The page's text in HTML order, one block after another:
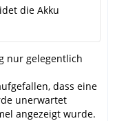
die Akku
nur gelegentlich
dass eine
unerwartet
angezeigt wurde.